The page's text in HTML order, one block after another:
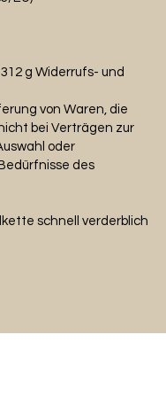
g Widerrufs- und
von Waren, die
bei Verträgen zur
oder
des
schnell verderblich